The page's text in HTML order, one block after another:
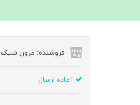
فروشنده: مزون شیک
آماده ارسال